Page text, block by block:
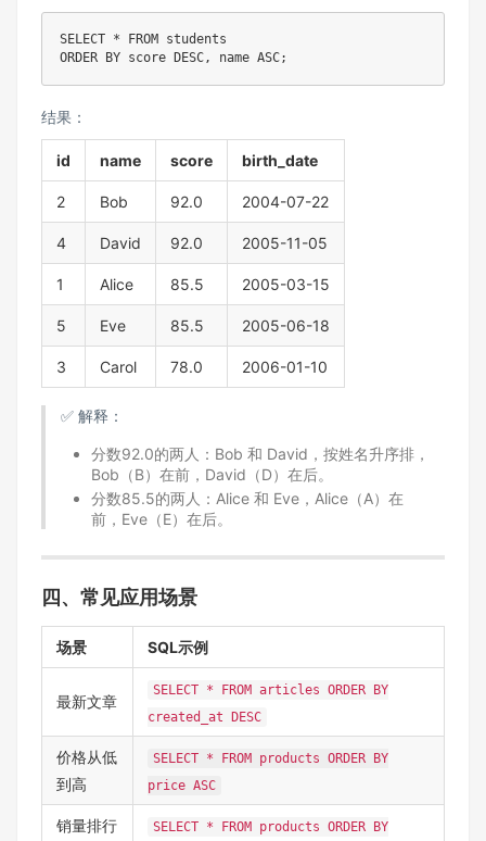
SELECT * FROM
ORDER BY score DESC, name ASC;
结果：
id name score birth_date
2 Bob 92.0 2004-07-22
4 David 92.0 2005-11-05
1 Alice 85.5 2005-03-15
5 Eve 85.5 2005-06-18
3 Carol 78.0 2006-01-10
✅ 解释：
分数92.0的两人：Bob 和 David，按姓名升序排，
Bob（B）在前，David（D）在后。
分数85.5的两人：Alice 和 Eve，Alice（A）在
前，Eve（E）在后。
四、常见应用场景
场景 SQL示例
最新文章
SELECT * FROM articles ORDER BY
created_at DESC
价格从低
到高
SELECT * FROM products ORDER BY
price ASC
销量排行
SELECT * FROM products ORDER BY